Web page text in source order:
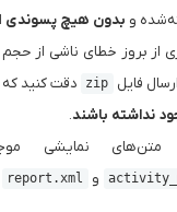
و بدون هیچ پسوندی
از بروز خطای ناشی از حجم
فایل
zip دقت کنید
نداشته باشند.
نمایشی
و report.xml